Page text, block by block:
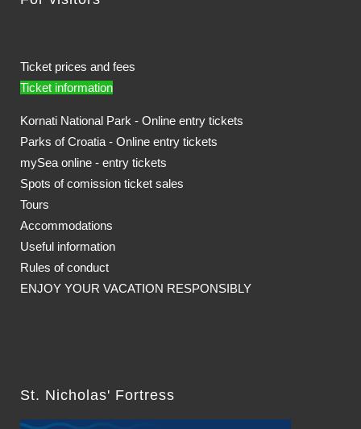
Ticket prices and fees
Ticket information
Kornati National Park - Online entry tickets
Parks of Croatia - Online entry tickets
mySea online - entry tickets
Spots of comission ticket sales
Tours
Accommodations
Useful information
Rules of conduct
ENJOY YOUR VACATION RESPONSIBLY
St. Nicholas' Fortress